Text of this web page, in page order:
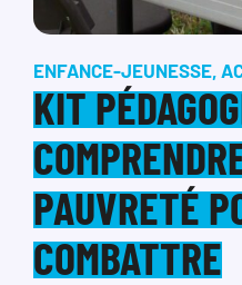
ENFANCE-JEUNESSE
KIT
PAUVRETÉ
COMBATTRE